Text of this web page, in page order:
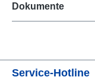
Dokumente
Service-Hotline